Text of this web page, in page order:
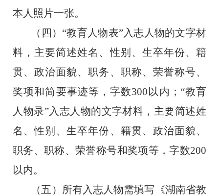
本人照片一张。
（四）“教育人物表”入志人物的文字材
料，主要简述姓名、性别、生卒年份、籍
贯、政治面貌、职务、职称、荣誉称号、
奖项和简要事迹等，字数300以内；“教育
人物录”入志人物的文字材料，主要简述姓
名、性别、生卒年份、籍贯、政治面貌、
职务、职称、荣誉称号和奖项等，字数200
以内。
（五）所有入志人物需填写《湖南省教